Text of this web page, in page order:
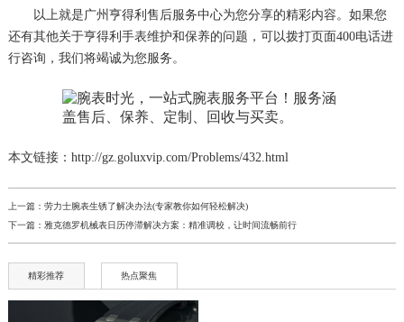
以上就是广州亨得利售后服务中心为您分享的精彩内容。如果您
还有其他关于亨得利手表维护和保养的问题，可以拨打页面400电话进
行咨询，我们将竭诚为您服务。
本文链接：http://gz.goluxvip.com/Problems/432.html
上一篇： 劳力士腕表生锈了解决办法(专家教你如何轻松解决)
下一篇： 雅克德罗机械表日历停滞解决方案：精准调校，让时间流畅前行
精彩推荐 热点聚焦